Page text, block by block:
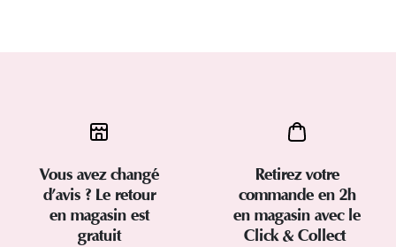
Vous avez changé
d’avis ? Le retour
en magasin est
gratuit
Retirez votre
commande en 2h
en magasin avec le
Click & Collect